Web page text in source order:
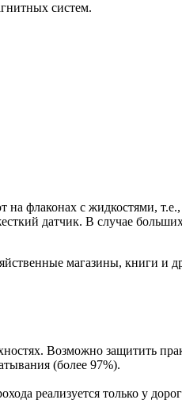
систем.
флаконах с жидкостями,
датчик. В случае
магазины, книги и
Возможно защитить
(более 97%).
реализуется только у